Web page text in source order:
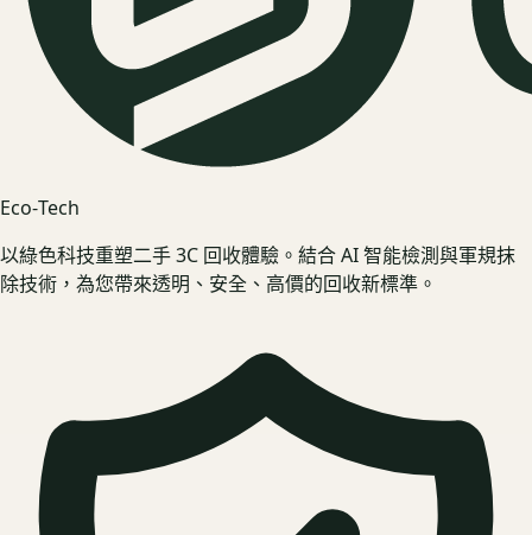
Eco‑Tech
以綠色科技重塑二手 3C 回收體驗。結合 AI 智能檢測與軍規抹
除技術，為您帶來透明、安全、高價的回收新標準。